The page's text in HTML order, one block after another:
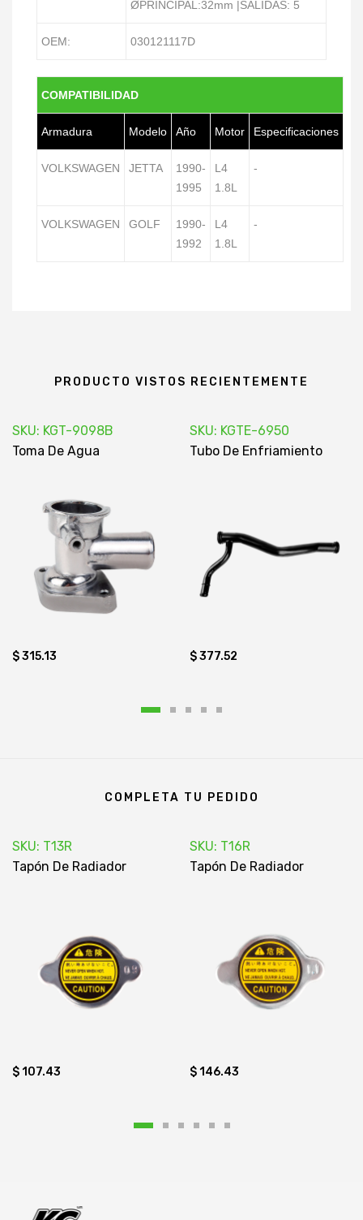
ØPRINCIPAL:32mm |SALIDAS: 5
OEM: 030121117D
COMPATIBILIDAD
Armadura Modelo Año Motor Especificaciones
VOLKSWAGEN JETTA
1990-
1995
L4
1.8L
-
VOLKSWAGEN GOLF
1990-
1992
L4
1.8L
-
PRODUCTO VISTOS RECIENTEMENTE
SKU: KGT-9098B
Toma De Agua
$ 315.13
SKU: KGTE-6950
Tubo De Enfriamiento
$ 377.52
COMPLETA TU PEDIDO
SKU: T13R
Tapón De Radiador
$ 107.43
SKU: T16R
Tapón De Radiador
$ 146.43